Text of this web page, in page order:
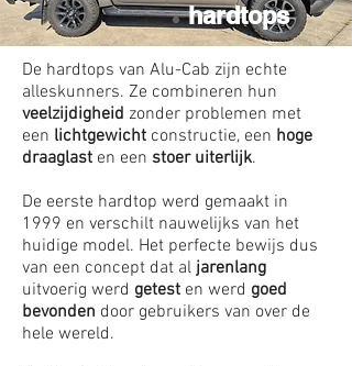
hardtops
De hardtops van Alu-Cab zijn echte
alleskunners. Ze combineren hun
veelzijdigheid zonder problemen met
een lichtgewicht constructie, een hoge
draaglast en een stoer uiterlijk.
De eerste hardtop werd gemaakt in
1999 en verschilt nauwelijks van het
huidige model. Het perfecte bewijs dus
van een concept dat al jarenlang
uitvoerig werd getest en werd goed
bevonden door gebruikers van over de
hele wereld.